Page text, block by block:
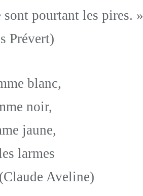
pourtant les pires. »
Prévert)
blanc,
noir,
jaune,
larmes
Aveline)